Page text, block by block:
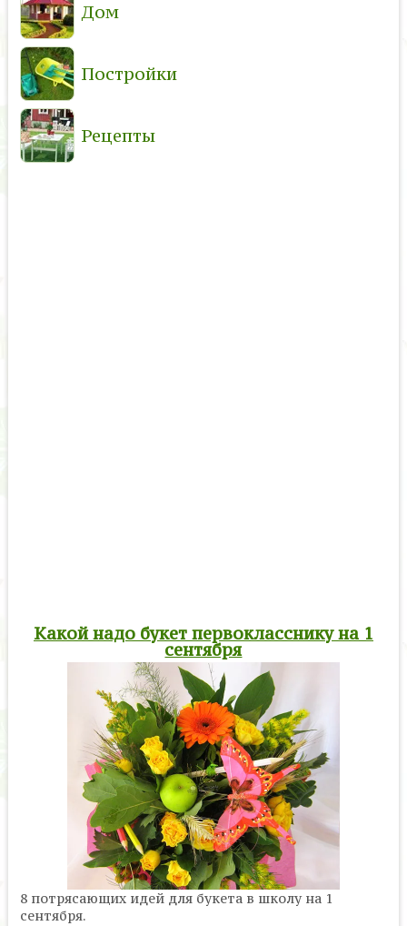
Дом
Постройки
Рецепты
Какой надо букет первокласснику на 1
сентября
8 потрясающих идей для букета в школу на 1
сентября.